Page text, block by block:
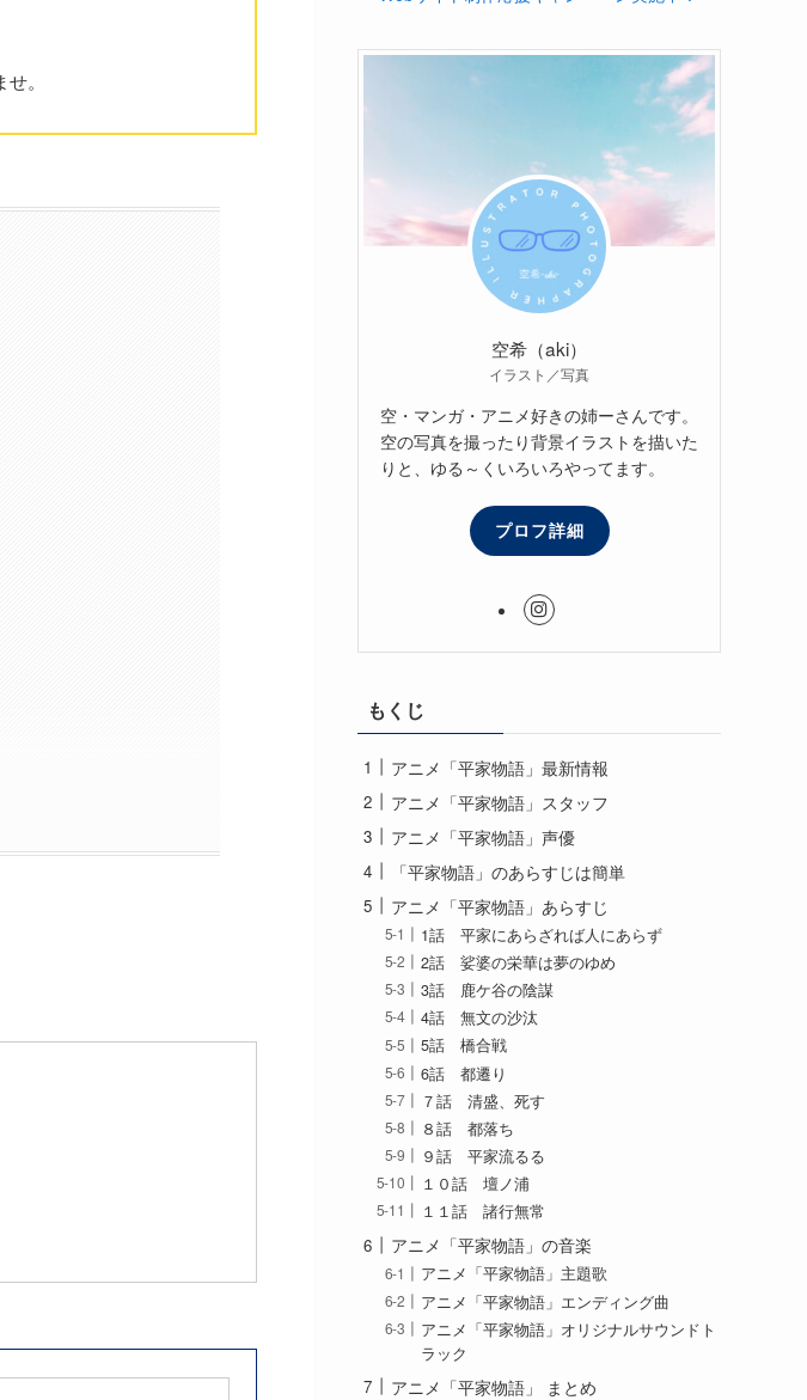
。
空希（aki）
イラスト／写真
空・マンガ・アニメ好きの姉ーさんです。
空の写真を撮ったり背景イラストを描いた
りと、ゆる～くいろいろやってます。
プロフ詳細
もくじ
アニメ「平家物語」最新情報
アニメ「平家物語」スタッフ
アニメ「平家物語」声優
「平家物語」のあらすじは簡単
アニメ「平家物語」あらすじ
1話 平家にあらざれば人にあらず
2話 娑婆の栄華は夢のゆめ
3話 鹿ケ谷の陰謀
4話 無文の沙汰
5話 橋合戦
6話 都遷り
７話 清盛、死す
８話 都落ち
９話 平家流るる
１０話 壇ノ浦
１１話 諸行無常
アニメ「平家物語」の音楽
アニメ「平家物語」主題歌
アニメ「平家物語」エンディング曲
アニメ「平家物語」オリジナルサウンドト
ラック
アニメ「平家物語」 まとめ